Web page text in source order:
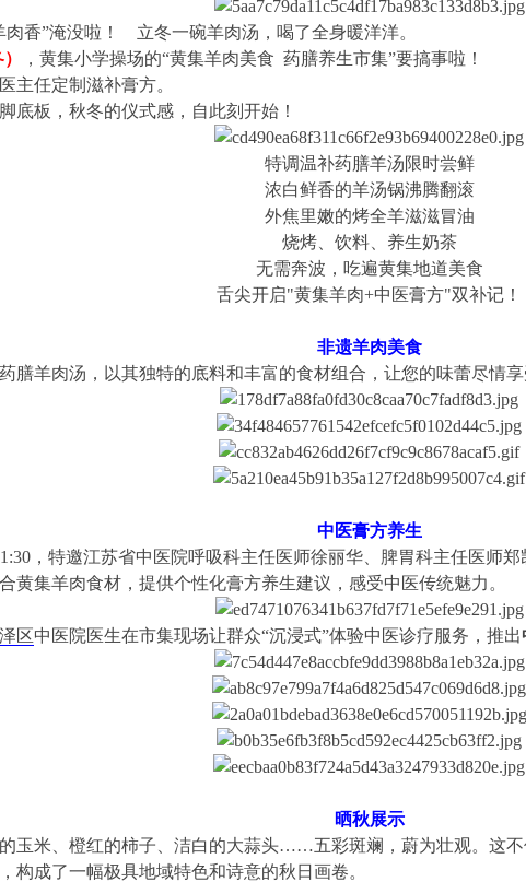
香”淹没啦！ 立冬一碗羊肉汤，喝了全身暖洋洋。
，黄集小学操场的“黄集羊肉美食 药膳养生市集”要搞事啦！
任定制滋补膏方。
板，秋冬的仪式感，自此刻开始！
特调温补药膳羊汤限时尝鲜
浓白鲜香的羊汤锅沸腾翻滚
外焦里嫩的烤全羊滋滋冒油
烧烤、饮料、养生奶茶
无需奔波，吃遍黄集地道美食
舌尖开启"黄集羊肉+中医膏方"双补记！
非遗羊肉美食
羊肉汤，以其独特的底料和丰富的食材组合，让您的味蕾尽情享
中医膏方养生
，特邀江苏省中医院呼吸科主任医师徐丽华、脾胃科主任医师郑
集羊肉食材，提供个性化膏方养生建议，感受中医传统魅力。
区中医院医生在市集现场让群众“沉浸式”体验中医诊疗服务，推出
晒秋展示
米、橙红的柿子、洁白的大蒜头……五彩斑斓，蔚为壮观。这不
构成了一幅极具地域特色和诗意的秋日画卷。